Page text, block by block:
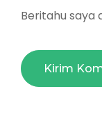
Beritahu saya